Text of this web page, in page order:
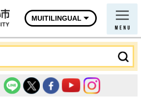
MUITILINGUAL